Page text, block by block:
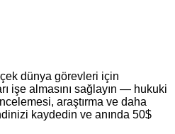
dünya görevleri için
işe almasını sağlayın — hukuki
araştırma ve daha
kaydedin ve anında 50$